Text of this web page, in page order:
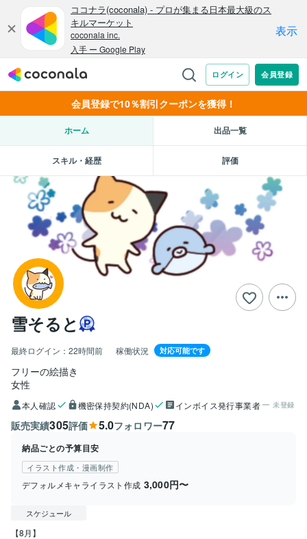
会員登録で10％割引クーポンを獲得！
ホーム 出品一覧
スキル・経歴 評価
雪そると
最終ログイン： 22時間前 稼働状況 対応可能です
フリーの絵描き
女性
本人確認 機密保持契約(NDA) インボイス発行事業者 未登録
販売実績305評価 5.0フォロワー77
納品ごとの予算目安
イラスト作成・漫画制作
デフォルメキャライラスト作成 3,000円〜
スケジュール
【8月】